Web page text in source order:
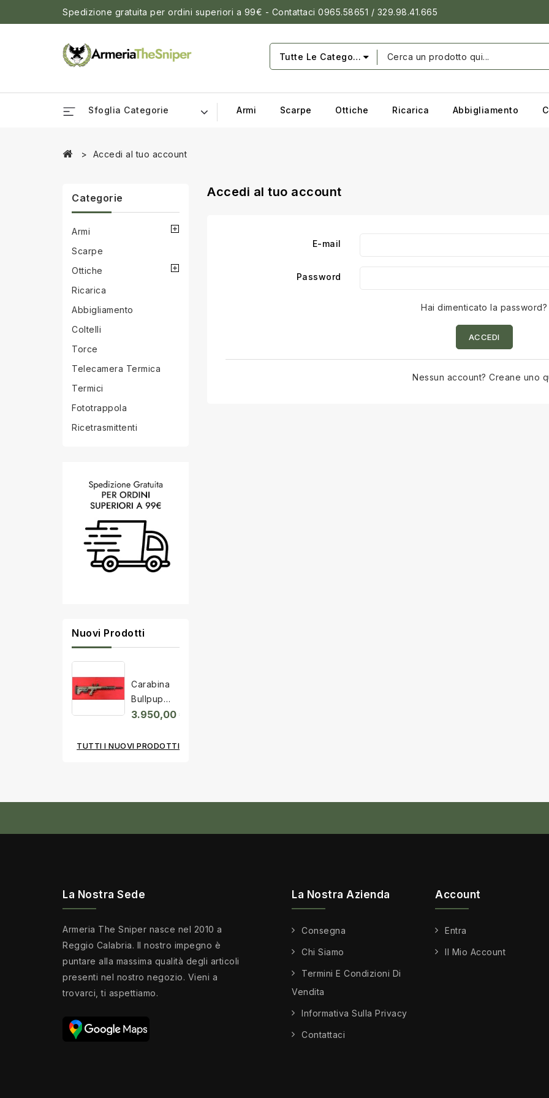
Spedizione gratuita per ordini superiori a 99€ - Contattaci 0965.58651 / 329.98.41.665
Tutte Le Categorie
Sfoglia Categorie Armi Scarpe Ottiche Ricarica Abbigliamento
Accedi al tuo account
Categorie
Armi
Scarpe
Ottiche
Ricarica
Abbigliamento
Coltelli
Torce
Telecamera Termica
Termici
Fototrappola
Ricetrasmittenti
Nuovi Prodotti
Carabina
Bullpup
Desert
3.950,00 €
TUTTI I NUOVI PRODOTTI
Accedi al tuo account
E-mail
Password
Hai dimenticato la password?
ACCEDI
Nessun account? Creane uno
La Nostra Sede
Armeria The Sniper nasce nel 2010 a
Reggio Calabria. Il nostro impegno è
puntare alla massima qualità degli articoli
presenti nel nostro negozio. Vieni a
trovarci, ti aspettiamo.
La Nostra Azienda
Consegna
Chi Siamo
Termini E Condizioni Di
Vendita
Informativa Sulla Privacy
Contattaci
Account
Entra
Il Mio Account